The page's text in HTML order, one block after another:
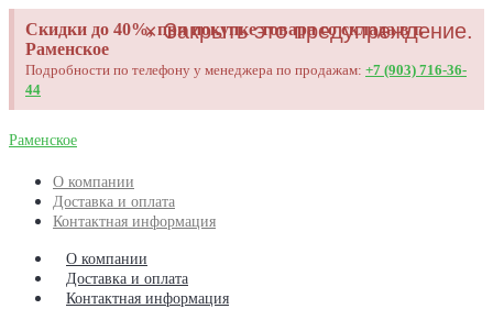
Скидки до 40%, при покупке товара со склада в г.
Раменское
Подробности по телефону у менеджера по продажам: +7 (903) 716-36-
44
× Закрыть это предупреждение.
Раменское
О компании
Доставка и оплата
Контактная информация
О компании
Доставка и оплата
Контактная информация